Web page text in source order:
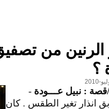
الرنين من
؟
قصة : نبيل عـــودة -
انذار تغير الطقس . كان